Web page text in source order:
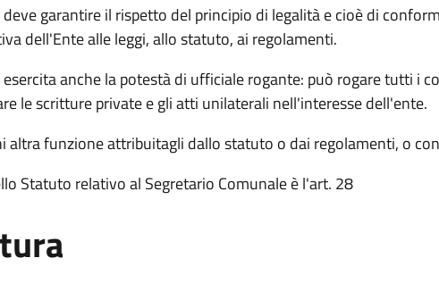
deve garantire il rispetto del principio di legalità e cioè di
dell'Ente alle leggi, allo statuto, ai regolamenti.
esercita anche la potestà di ufficiale rogante: può rogare tutti i
le scritture private e gli atti unilaterali nell'interesse dell'ente.
altra funzione attribuitagli dallo statuto o dai regolamenti, o
Statuto relativo al Segretario Comunale è l'art. 28